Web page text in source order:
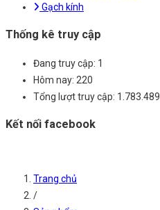
Gạch kính
Thống kê truy cập
Đang truy cập: 1
Hôm nay: 220
Tổng lượt truy cập: 1.783.489
Kết nối facebook
Trang chủ
/